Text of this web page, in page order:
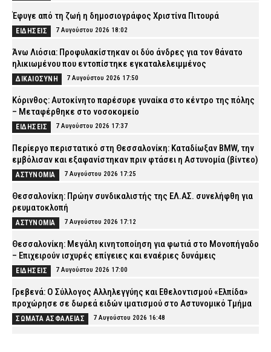
Έφυγε από τη ζωή η δημοσιογράφος Χριστίνα Πιτουρά
ΕΙΔΗΣΕΙΣ 7 Αυγούστου 2026 18:02
Άνω Λιόσια: Προφυλακίστηκαν οι δύο άνδρες για τον θάνατο
ηλικιωμένου που εντοπίστηκε εγκαταλελειμμένος
ΔΙΚΑΙΟΣΥΝΗ 7 Αυγούστου 2026 17:50
Κόρινθος: Αυτοκίνητο παρέσυρε γυναίκα στο κέντρο της πόλης
– Μεταφέρθηκε στο νοσοκομείο
ΕΙΔΗΣΕΙΣ 7 Αυγούστου 2026 17:37
Περίεργο περιστατικό στη Θεσσαλονίκη: Καταδίωξαν BMW, την
εμβόλισαν και εξαφανίστηκαν πριν φτάσει η Αστυνομία (βίντεο)
ΑΣΤΥΝΟΜΙΑ 7 Αυγούστου 2026 17:25
Θεσσαλονίκη: Πρώην συνδικαλιστής της ΕΛ.ΑΣ. συνελήφθη για
ρευματοκλοπή
ΑΣΤΥΝΟΜΙΑ 7 Αυγούστου 2026 17:12
Θεσσαλονίκη: Μεγάλη κινητοποίηση για φωτιά στο Μονοπήγαδο
– Επιχειρούν ισχυρές επίγειες και εναέριες δυνάμεις
ΕΙΔΗΣΕΙΣ 7 Αυγούστου 2026 17:00
Γρεβενά: Ο Σύλλογος Αλληλεγγύης και Εθελοντισμού «Ελπίδα»
προχώρησε σε δωρεά ειδών ιματισμού στο Αστυνομικό Τμήμα
ΣΩΜΑΤΑ ΑΣΦΑΛΕΙΑΣ 7 Αυγούστου 2026 16:48